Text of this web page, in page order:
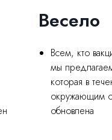
Весело
Всем, кто
мы
которая в
окружающим о
обновлена